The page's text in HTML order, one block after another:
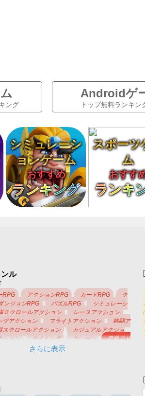
ング
Androidゲ
トップ無料ランキン
シミュレーシ
ョンゲーム
おすすめ
ランキング
スポーツ
ム
おすす
ランキ
ル
RPG
アクションRPG カードRPG
ク
ンジョンRPG パズルRPG
シミュレーシ
スクロールアクション
レースアクション
グアクション
フライトアクション
格闘ア
スクロールアクション
カジュアルアクショ
ション タイミング クレーン
恋愛アド
ノベルアドベンチャー
ー
さらに表示